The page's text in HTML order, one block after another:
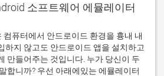
소프트웨어 에뮬레이터
퓨터에서 안드로이드 환경을 흉내 내
하지 않고도 안드로이드 앱을 설치하고
만들어주는 것입니다. 누가 당신이 두
합니까? 우선 아래에있는 에뮬레이터